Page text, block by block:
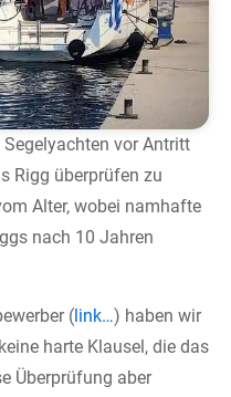
vor Antritt
Rigg überprüfen zu
Alter, wobei namhafte
nach 10 Jahren
(link…) haben wir
harte Klausel, die das
Überprüfung aber